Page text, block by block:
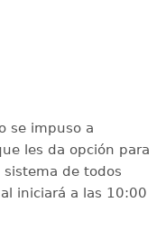
se impuso a
les da opción para
de todos
iniciará a las 10:00